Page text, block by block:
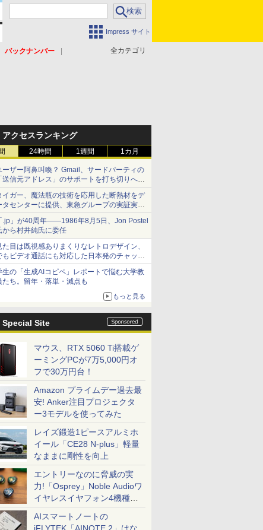
Impress サイト
全カテゴリ
バックナンバー
アクセスランキング
24時間 1週間 1カ月
ーザー阿鼻叫喚？ Gmail、サードパーティの
「送信元アドレス」のサポートを打ち切りへ
やじうまWatch】
イガー、魔法瓶の技術を応用した断熱材をデ
タセンターに提供、東急グループの実証実験
「ステンレス密封真空断熱パネル TIVIP」
「.jp」が40周年――1986年8月5日、Jon Postel
から村井純氏に委任
た目は既視感ありまくりなレトロデザイン、
もビデオ通話にも対応した日本発のチャット
プリが登場【やじうまWatch】
生の「生成AIコピペ」レポートで悩む大学教
たち。留年・落単・減点も
もっと見る
Special Site
マウス、RTX 5060 Ti搭載ゲ
ーミングPCが7万5,000円オ
フで30万円台！
Amazon プライムデー過去最
安! Anker注目プロジェクタ
ー3モデルを使ってみた
レイズ鍛造1ピースアルミホ
イール「CE28 N-plus」軽量
なままに剛性を向上
エントリーなのに脅威の実
力!「Osprey」Noble Audioワ
イヤレスイヤフォン4機種を
一気に聴く
AIスマートノートの